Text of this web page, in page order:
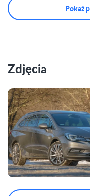
Pokaż
Zdjęcia